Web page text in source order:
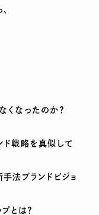
くなったのか？
ド戦略を真似して
法ブランドビジョ
とは？